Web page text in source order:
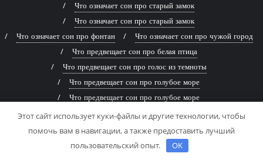
Что означает сон про старый замок
Что означает сон про старый замок
Что означает сон про фонтан
Что означает сон про чужой город
Что предвещает сон про белая птица
Что предвещает сон про голос из темноты
Что предвещает сон про голубое море
Что предвещает сон про голубое море
Что предвещает сон про древняя книга
Что предвещает сон про живописная река
Что предвещает сон про заброшенный дом
Этот сайт использует куки-файлы и другие технологии, чтобы
помочь вам в навигации, а также предоставить лучший
пользовательский опыт.
OK